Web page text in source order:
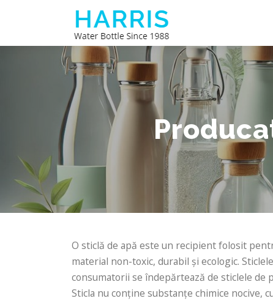
O sticlă de apă este un recipient folosit
material non-toxic, durabil și ecologic.
consumatorii se îndepărtează de sticlele de
Sticla nu conține substanțe chimice nocive,